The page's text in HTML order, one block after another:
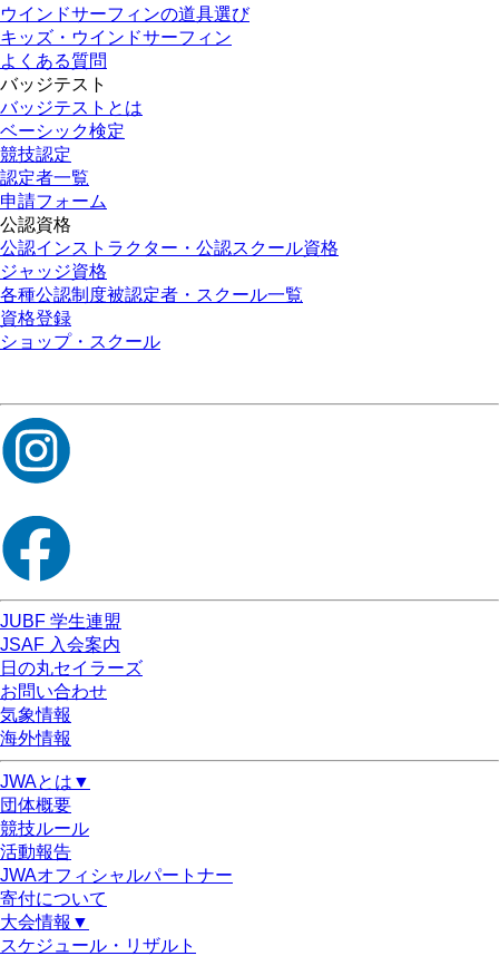
ウインドサーフィンの道具選び
キッズ・ウインドサーフィン
よくある質問
バッジテスト
バッジテストとは
ベーシック検定
競技認定
認定者一覧
申請フォーム
公認資格
公認インストラクター・公認スクール資格
ジャッジ資格
各種公認制度被認定者・スクール一覧
資格登録
ショップ・スクール
JUBF 学生連盟
JSAF 入会案内
日の丸セイラーズ
お問い合わせ
気象情報
海外情報
JWAとは▼
団体概要
競技ルール
活動報告
JWAオフィシャルパートナー
寄付について
大会情報▼
スケジュール・リザルト